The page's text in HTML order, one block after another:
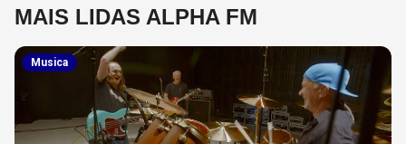
MAIS LIDAS ALPHA FM
Musica